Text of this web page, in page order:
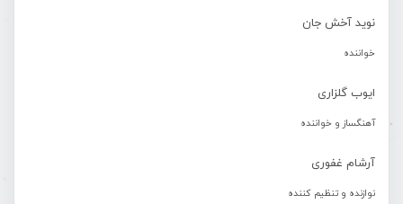
نوید آخش جان
خواننده
ایوب گلزاری
آهنگساز و خواننده
آرشام غفوری
نوازنده و تنظیم کننده